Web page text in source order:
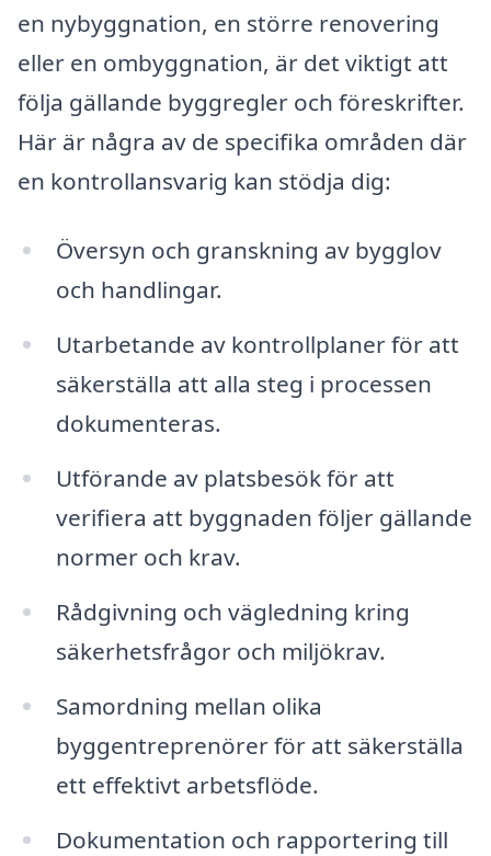
en nybyggnation, en större renovering
eller en ombyggnation, är det viktigt att
följa gällande byggregler och föreskrifter.
Här är några av de specifika områden där
en kontrollansvarig kan stödja dig:
Översyn och granskning av bygglov
och handlingar.
Utarbetande av kontrollplaner för att
säkerställa att alla steg i processen
dokumenteras.
Utförande av platsbesök för att
verifiera att byggnaden följer gällande
normer och krav.
Rådgivning och vägledning kring
säkerhetsfrågor och miljökrav.
Samordning mellan olika
byggentreprenörer för att säkerställa
ett effektivt arbetsflöde.
Dokumentation och rapportering till